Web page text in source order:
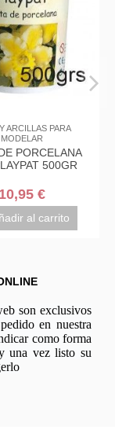
ARCILLAS PARA
MODELAR
PORCELANA
500GR
10,95 €
al carrito
son exclusivos
en nuestra
como forma
una vez listo su